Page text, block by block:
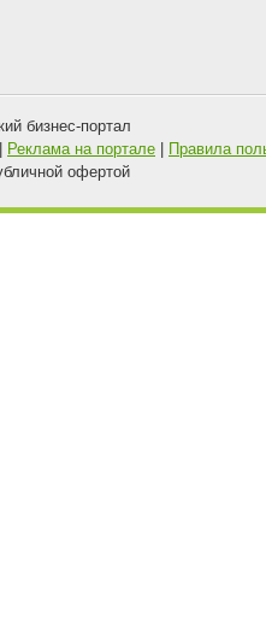
бизнес-портал
Реклама на портале
Правила
офертой